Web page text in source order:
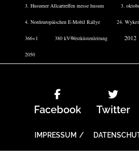
3. Husumer Allcartreffen messe husum 3.
4. Nordeuropäischen E-Mobil Rallye 24.
366+1 380 kV-Westküstenleitung 2012
2050
Facebook Twitter
IMPRESSUM